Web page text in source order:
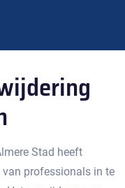
Stad heeft
van professionals in te